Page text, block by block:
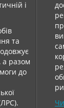
і
та
а разом
до